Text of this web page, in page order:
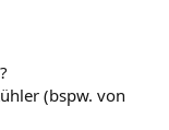
(bspw. von